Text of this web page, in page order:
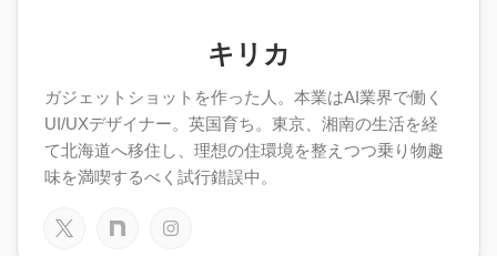
キリカ
ガジェットショットを作った人。本業はAI業界で働く
UI/UXデザイナー。英国育ち。東京、湘南の生活を経
て北海道へ移住し、理想の住環境を整えつつ乗り物趣
味を満喫するべく試行錯誤中。